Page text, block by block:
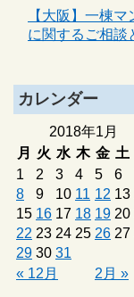
【大阪】一棟
に関するご相談
カレンダー
2018年1月
月
火 水 木 金 土
« 12月 2月 »
1 2 3 4 5 6
8
9 10 11 12 13
15 16 17 18 19 20
22 23 24 25 26 27
29 30 31